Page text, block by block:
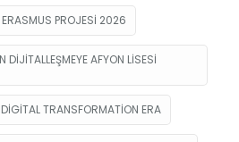
ERASMUS PROJESI 2026
DIJITALLEŞMEYE AFYON LISESI
DIGITAL TRANSFORMATION ERA